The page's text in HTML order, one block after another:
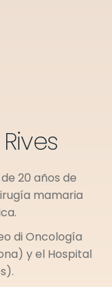
20 años de
mamaria
di Oncología
y el Hospital
.